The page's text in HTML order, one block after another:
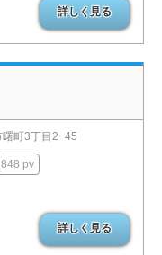
詳しく見る
曙町3丁目2−45
848 pv
詳しく見る